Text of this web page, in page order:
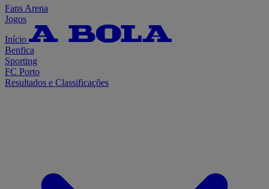
Fans Arena
Jogos
Início
Benfica
Sporting
FC Porto
Resultados e Classificações